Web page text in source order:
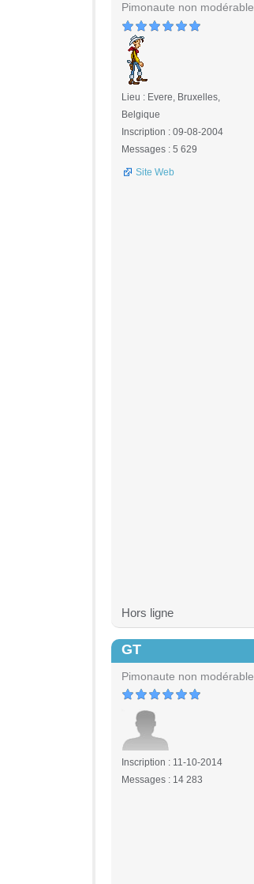
Pimonaute non modérable
Lieu : Evere, Bruxelles,
Belgique
Inscription : 09-08-2004
Messages : 5 629
Site Web
Hors ligne
GT
Pimonaute non modérable
Inscription : 11-10-2014
Messages : 14 283